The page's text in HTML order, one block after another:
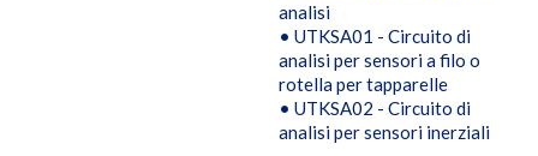
analisi
• UTKSA01 - Circuito di
analisi per sensori a filo o
rotella per tapparelle
• UTKSA02 - Circuito di
analisi per sensori inerziali